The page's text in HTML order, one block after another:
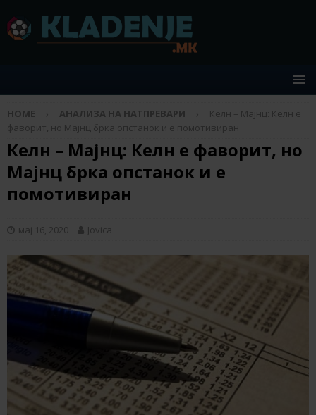
HOME АНАЛИЗА НА НАТПРЕВАРИ
Келн – Мајнц: Келн е
фаворит, но Мајнц брка опстанок и е помотивиран
Келн – Мајнц: Келн е фаворит, но
Мајнц брка опстанок и е
помотивиран
мај 16, 2020 Jovica